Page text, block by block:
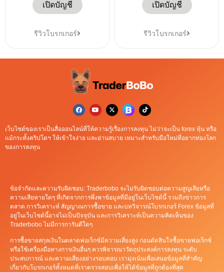
เปิดบัญชี
รีวิวโบรกเกอร์
เปิดบัญชี
รีวิวโบรกเกอร์
เว็บไซต์ของเราเป็นสื่อออนไลน์ที่ให้ความรู้เรื่องการลงทุน ไม่ว่าจะเป็น forex หุ้น หรือ
เเม้กระทั้งคริปโตฯ ให้เข้าใจง่าย เเละอ่านสบาย เหมาะสำหรับมือใหม่ที่อยากท่องโลก
ของการลงทุน
ข้อจำกัดและความรับผิดชอบ: Traderbobo จะไม่รับผิดชอบต่อความสูญเสียหรือ
ความเสียหายใดๆ ที่เกิดจากการพึ่งพาข้อมูลที่มีอยู่ในเว็บไซต์นี้ รวมถึงข่าวการ
ตลาด การวิเคราะห์ สัญญาณการซื้อขาย และบทวิจารณ์โบรกเกอร์ Forex ข้อมูลที่
อยู่ในเว็บไซต์นี้อาจไม่เป็นปัจจุบัน และการวิเคราะห์เป็นความคิดเห็นของ
Traderbobo ไม่มีการการันตีใดๆ
การซื้อขายสกุลเงินในตลาดฟอเร็กซ์มีความเสี่ยงสูง ก่อนตัดสินใจซื้อขายฟอเร็กซ์
หรือใช้เครื่องมือทางการเงินอื่นๆ ควรพิจารณาวัตถุประสงค์การลงทุน ระดับ
ประสบการณ์ และความเสี่ยงอย่างรอบคอบ เรามุ่งเน้นเพื่อเสนอข้อมูลที่สำคัญ
เกี่ยวกับโบรกเกอร์ทั้งหมดที่เราตรวจสอบเพื่อให้ได้ข้อมูลที่ถูกต้องที่สุด